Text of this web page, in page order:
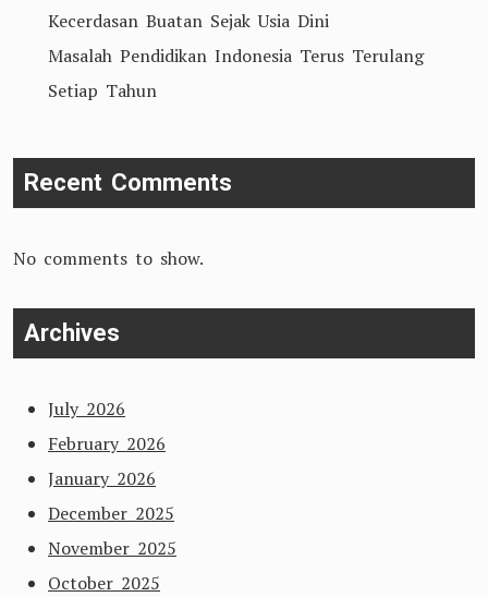
Kecerdasan Buatan Sejak Usia Dini
Masalah Pendidikan Indonesia Terus Terulang
Setiap Tahun
Recent Comments
No comments to show.
Archives
July 2026
February 2026
January 2026
December 2025
November 2025
October 2025